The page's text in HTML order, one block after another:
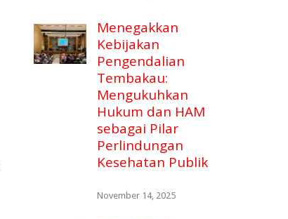
Menegakkan
Kebijakan
Pengendalian
Tembakau:
Mengukuhkan
Hukum dan HAM
sebagai Pilar
Perlindungan
Kesehatan Publik
November 14, 2025